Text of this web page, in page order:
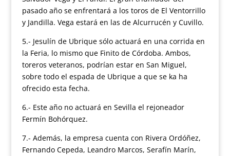
pasado año se enfrentará a los toros de El Ventorrillo
y Jandilla. Vega estará en las de Alcurrucén y Cuvillo.
5.- Jesulín de Ubrique sólo actuará en una corrida en
la Feria, lo mismo que Finito de Córdoba. Ambos,
toreros veteranos, podrían estar en San Miguel,
sobre todo el espada de Ubrique a que se ka ha
ofrecido esta fecha.
6.- Este año no actuará en Sevilla el rejoneador
Fermín Bohórquez.
7.- Además, la empresa cuenta con Rivera Ordóñez,
Fernando Cepeda, Leandro Marcos, Serafín Marín,